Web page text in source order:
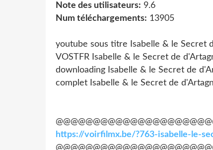
Note des utilisateurs: 9.6
Num téléchargements: 13905
youtube sous titre Isabelle & le Secret
VOSTFR Isabelle & le Secret de
downloading Isabelle & le Secret de
complet Isabelle & le Secret de
https://voirfilmx.be/?763-isabelle-le-